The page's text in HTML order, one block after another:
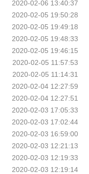
2020-02-06 13:40:37
2020-02-05 19:50:28
2020-02-05 19:49:18
2020-02-05 19:48:33
2020-02-05 19:46:15
2020-02-05 11:57:53
2020-02-05 11:14:31
2020-02-04 12:27:59
2020-02-04 12:27:51
2020-02-03 17:05:33
2020-02-03 17:02:44
2020-02-03 16:59:00
2020-02-03 12:21:13
2020-02-03 12:19:33
2020-02-03 12:19:14